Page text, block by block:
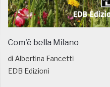
Com'è bella Milano
di Albertina Fancetti
EDB Edizioni